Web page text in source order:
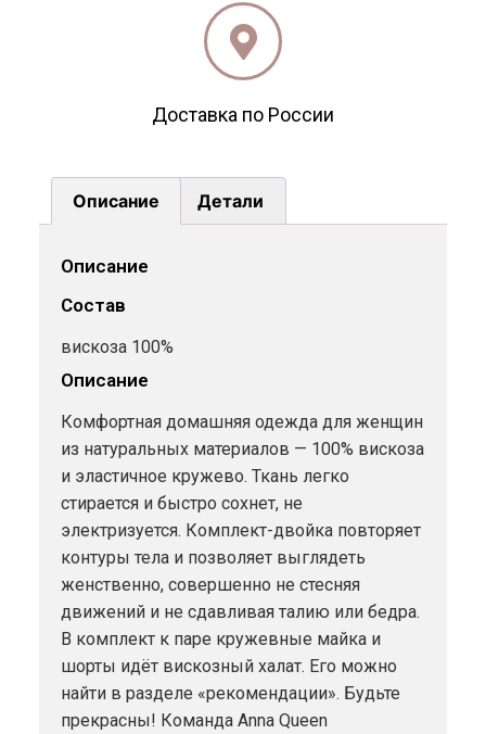
Доставка по России
Описание Детали
Описание
Состав
вискоза 100%
Описание
Комфортная домашняя одежда для женщин
из натуральных материалов — 100% вискоза
и эластичное кружево. Ткань легко
стирается и быстро сохнет, не
электризуется. Комплект-двойка повторяет
контуры тела и позволяет выглядеть
женственно, совершенно не стесняя
движений и не сдавливая талию или бедра.
В комплект к паре кружевные майка и
шорты идёт вискозный халат. Его можно
найти в разделе «рекомендации». Будьте
прекрасны! Команда Anna Queen